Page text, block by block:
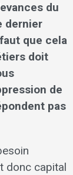
du
dernier
que cela
doit
de
pas
donc capital